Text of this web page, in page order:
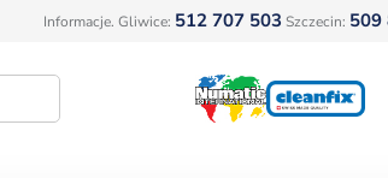
Informacje. Gliwice: 512 707 503 Szczecin: 509